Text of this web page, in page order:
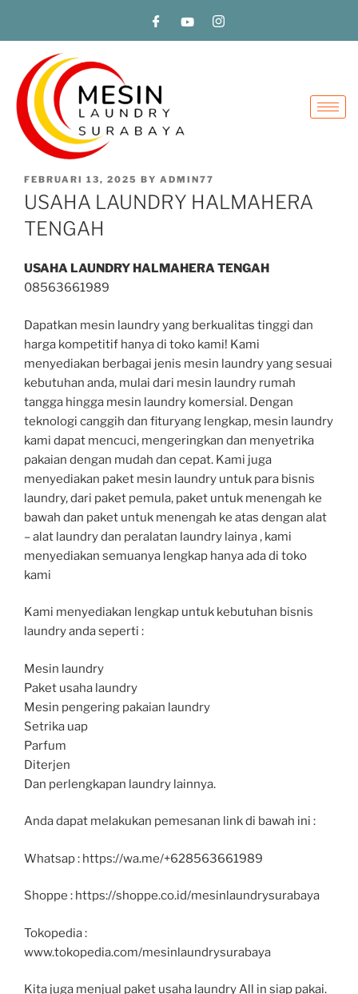
FEBRUARI 13, 2025 BY ADMIN77
USAHA LAUNDRY HALMAHERA
TENGAH
USAHA LAUNDRY HALMAHERA TENGAH
08563661989
Dapatkan mesin laundry yang berkualitas tinggi dan
harga kompetitif hanya di toko kami! Kami
menyediakan berbagai jenis mesin laundry yang sesuai
kebutuhan anda, mulai dari mesin laundry rumah
tangga hingga mesin laundry komersial. Dengan
teknologi canggih dan fituryang lengkap, mesin laundry
kami dapat mencuci, mengeringkan dan menyetrika
pakaian dengan mudah dan cepat. Kami juga
menyediakan paket mesin laundry untuk para bisnis
laundry, dari paket pemula, paket untuk menengah ke
bawah dan paket untuk menengah ke atas dengan alat
– alat laundry dan peralatan laundry lainya , kami
menyediakan semuanya lengkap hanya ada di toko
kami
Kami menyediakan lengkap untuk kebutuhan bisnis
laundry anda seperti :
Mesin laundry
Paket usaha laundry
Mesin pengering pakaian laundry
Setrika uap
Parfum
Diterjen
Dan perlengkapan laundry lainnya.
Anda dapat melakukan pemesanan link di bawah ini :
Whatsap : https://wa.me/+628563661989
Shoppe : https://shoppe.co.id/mesinlaundrysurabaya
Tokopedia :
www.tokopedia.com/mesinlaundrysurabaya
Kita juga menjual paket usaha laundry All in siap pakai.